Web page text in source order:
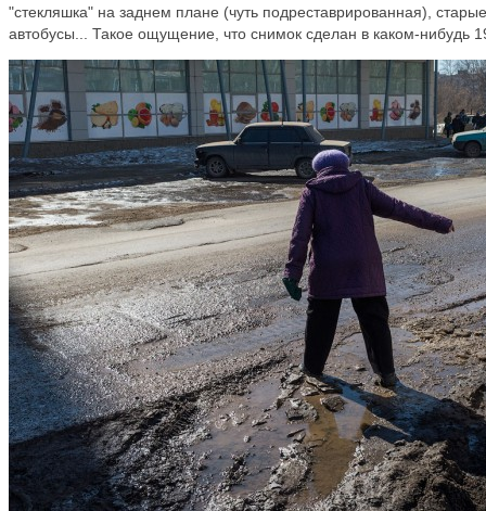
"стекляшка" на заднем плане (чуть подреставрированная),
автобусы... Такое ощущение, что снимок сделан в каком-нибудь